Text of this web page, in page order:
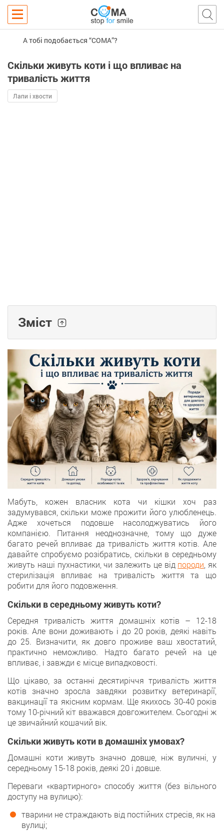
А тобі подобається “COMA”?
Скільки живуть коти і що впливає на
тривалість життя
Лапи і хвости
Зміст
Мабуть, кожен власник кота чи кішки хоч раз
задумувався, скільки може прожити його улюбленець.
Адже хочеться подовше насолоджуватись його
компанією. Питання неоднозначне, тому що дуже
багато речей впливає да тривалість життя котів. Але
давайте спробуємо розібратись, скільки в середньому
живуть наші пухнастики, чи залежить це від породи , як
стерилізація впливає на тривалість життя та що
робити для його подовження.
Скільки в середньому живуть коти?
Середня тривалість життя домашніх котів – 12-18
років. Але вони доживають і до 20 років, деякі навіть
до 25. Визначити, як довго проживе ваш хвостатий,
практично неможливо. Надто багато речей на це
впливає, і завжди є місце випадковості.
Що цікаво, за останні десятиріччя тривалість життя
котів значно зросла завдяки розвитку ветеринарії,
вакцинації та якісним кормам. Ще якихось 30-40 років
тому 10-річний кіт вважався довгожителем. Сьогодні ж
це звичайний кошачий вік.
Скільки живуть коти в домашніх умовах?
Домашні коти живуть значно довше, ніж вуличні, у
середньому 15-18 років, деякі 20 і довше.
Переваги «квартирного» способу життя (без вільного
доступу на вулицю):
тварини не страждають від постійних стресів, як на
вулиці;